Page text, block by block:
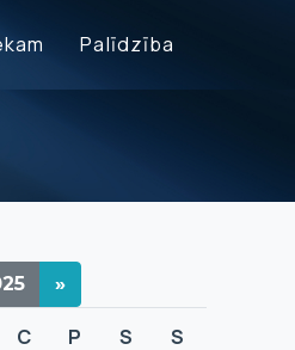
Palīdzība
»
C P S S